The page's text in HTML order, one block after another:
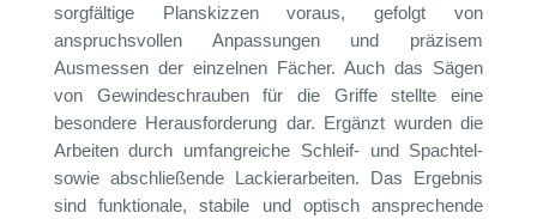
sorgfältige Planskizzen voraus, gefolgt von
anspruchsvollen Anpassungen und präzisem
Ausmessen der einzelnen Fächer. Auch das Sägen
von Gewindeschrauben für die Griffe stellte eine
besondere Herausforderung dar. Ergänzt wurden die
Arbeiten durch umfangreiche Schleif- und Spachtel-
sowie abschließende Lackierarbeiten. Das Ergebnis
sind funktionale, stabile und optisch ansprechende